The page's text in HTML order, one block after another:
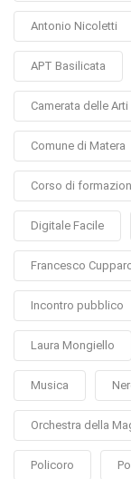
Antonio Nicoletti
APT Basilicata
Camerata delle Arti
Comune di Matera
Corso di
Digitale Facile
Francesco
Incontro pubblico
Laura Mongiello
Musica
Orchestra della
Policoro